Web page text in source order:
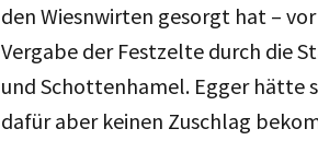
den Wiesnwirten gesorgt hat –
Vergabe der Festzelte durch die
und Schottenhamel. Egger
dafür aber keinen Zuschlag